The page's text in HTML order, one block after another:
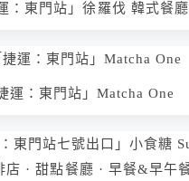
：東門站」徐羅伐 韓式餐廳
運：東門站」Matcha One